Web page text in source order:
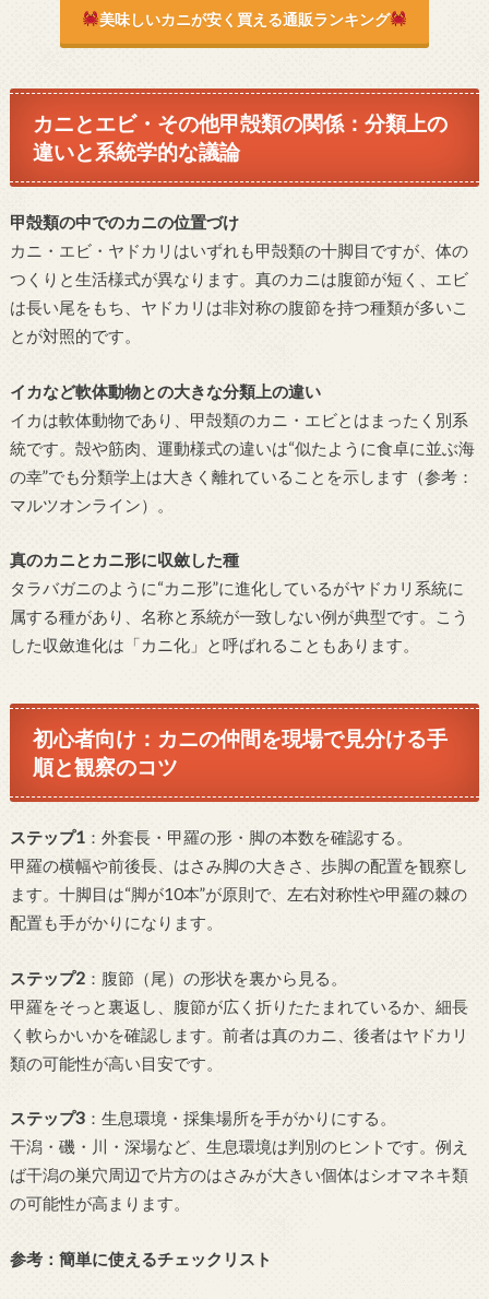
美味しいカニが安く買える通販ランキング
カニとエビ・その他甲殻類の関係：分類上の
違いと系統学的な議論
甲殻類の中でのカニの位置づけ
カニ・エビ・ヤドカリはいずれも甲殻類の十脚目ですが、体の
つくりと生活様式が異なります。真のカニは腹節が短く、エビ
は長い尾をもち、ヤドカリは非対称の腹節を持つ種類が多いこ
とが対照的です。
イカなど軟体動物との大きな分類上の違い
イカは軟体動物であり、甲殻類のカニ・エビとはまったく別系
統です。殻や筋肉、運動様式の違いは“似たように食卓に並ぶ海
の幸”でも分類学上は大きく離れていることを示します（参考：
マルツオンライン）。
真のカニとカニ形に収斂した種
タラバガニのように“カニ形”に進化しているがヤドカリ系統に
属する種があり、名称と系統が一致しない例が典型です。こう
した収斂進化は「カニ化」と呼ばれることもあります。
初心者向け：カニの仲間を現場で見分ける手
順と観察のコツ
ステップ1：外套長・甲羅の形・脚の本数を確認する。
甲羅の横幅や前後長、はさみ脚の大きさ、歩脚の配置を観察し
ます。十脚目は“脚が10本”が原則で、左右対称性や甲羅の棘の
配置も手がかりになります。
ステップ2：腹節（尾）の形状を裏から見る。
甲羅をそっと裏返し、腹節が広く折りたたまれているか、細長
く軟らかいかを確認します。前者は真のカニ、後者はヤドカリ
類の可能性が高い目安です。
ステップ3：生息環境・採集場所を手がかりにする。
干潟・磯・川・深場など、生息環境は判別のヒントです。例え
ば干潟の巣穴周辺で片方のはさみが大きい個体はシオマネキ類
の可能性が高まります。
参考：簡単に使えるチェックリスト